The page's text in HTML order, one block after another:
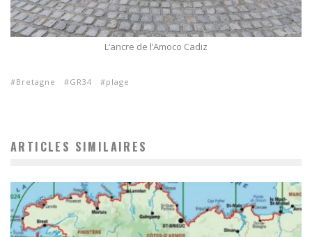
L’ancre de l’Amoco Cadiz
Bretagne GR34 plage
ARTICLES SIMILAIRES